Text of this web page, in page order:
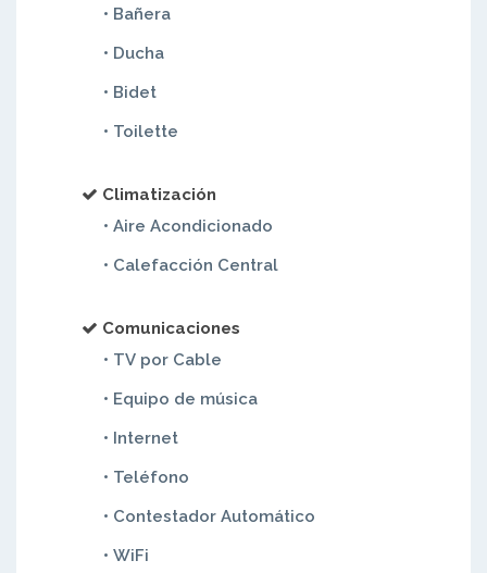
• Bañera
• Ducha
• Bidet
• Toilette
Climatización
• Aire Acondicionado
• Calefacción Central
Comunicaciones
• TV por Cable
• Equipo de música
• Internet
• Teléfono
• Contestador Automático
• WiFi